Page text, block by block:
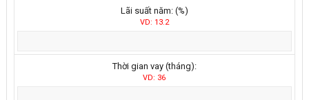
Lãi suất năm: (%)
VD: 13.2
Thời gian vay (tháng):
VD: 36